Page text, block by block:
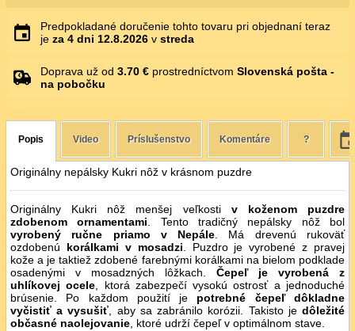
Predpokladané doručenie tohto tovaru pri objednaní teraz
je za 4 dni 12.8.2026 v streda
Doprava už od 3.70 € prostredníctvom Slovenská pošta -
na pobočku
Popis Video Príslušenstvo Komentáre ?
Originálny nepálsky Kukri nôž v krásnom puzdre
Originálny Kukri nôž menšej veľkosti v koženom puzdre
zdobenom ornamentami . Tento tradičný nepálsky nôž bol
vyrobený ručne priamo v Nepále . Má drevenú rukoväť
ozdobenú korálkami v mosadzi . Puzdro je vyrobené z pravej
kože a je taktiež zdobené farebnými korálkami na bielom podklade
osadenými v mosadzných lôžkach. Čepeľ je vyrobená z
uhlíkovej ocele , ktorá zabezpečí vysokú ostrosť a jednoduché
brúsenie. Po každom použití je potrebné čepeľ dôkladne
vyčistiť a vysušiť , aby sa zabránilo korózii. Takisto jedôležité
občasné naolejovanie , ktoré udrží čepeľ v optimálnom stave.